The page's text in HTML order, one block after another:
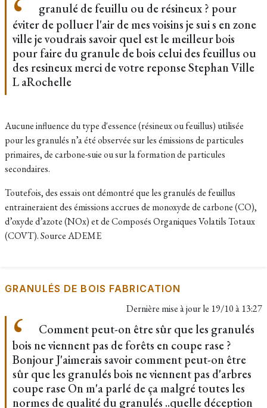
granulé de feuillu ou de résineux ? pour
éviter de polluer l'air de mes voisins je sui s en zone
ville je voudrais savoir quel est le meilleur bois
pour faire du granule de bois celui des feuillus ou
des resineux merci de votre reponse Stephan Ville
L aRochelle
Aucune influence du type d'essence (résineux ou feuillus) utilisée
pour les granulés n’a été observée sur les émissions de particules
primaires, de carbone-suie ou sur la formation de particules
secondaires.
Toutefois, des essais ont démontré que les granulés de feuillus
entraineraient des émissions accrues de monoxyde de carbone (CO),
d’oxyde d’azote (NOx) et de Composés Organiques Volatils Totaux
(COVT). Source ADEME
GRANULÉS DE BOIS FABRICATION
Dernière mise à jour le 19/10 à 13:27
Comment peut-on être sûr que les granulés
bois ne viennent pas de forêts en coupe rase ?
Bonjour J'aimerais savoir comment peut-on être
sûr que les granulés bois ne viennent pas d'arbres
coupe rase On m'a parlé de ça malgré toutes les
normes de qualité du granulés ..quelle déception